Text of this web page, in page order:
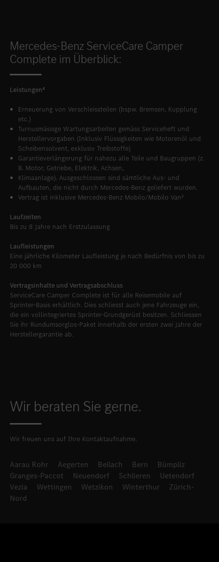
Mercedes-Benz ServiceCare Camper
Complete im Überblick:
Leistungen⁴
Erneuerung von Verschleissteilen (bspw. Bremsen, Kupplung
etc.)
Turnusmässige Wartungsarbeiten gemäss Serviceheft und
Herstellervorgaben (Inklusiv Flüssigkeiten wie Motorenöl und
Scheibensolvent, exklusiv Treibstoffe)
Garantieverlängerung für nahezu alle Teile und Baugruppen (z.
B. Motor, Getriebe, Elektrik, Achsen,
Klimaanlage). Ausgeschlossen sind sämtliche Aus- und
Aufbauten, die nicht durch Mercedes-Benz geliefert wurden.
Vertrag ist inklusive Mercedes-Benz Mobilo/Mobilo Van²
Laufzeiten
Bis zu 8 Jahre nach Erstzulassung
Laufleistungen
Eine jährliche Kilometer Laufleistung je nach Bedürfnis von bis zu
20 000 km
Vertragsinhalte und Vertragsabschluss
ServiceCare Camper Complete ist für alle Reisemobile auf
Sprinter-Basis erhältlich. Dies schliesst auch jene Fahrzeuge ein,
die ein vollintegriertes Sprinter-Grundgerüst besitzen. Schliessen
Sie ihr Rundumsorglos-Paket innerhalb der ersten zwei Jahre der
Herstellergarantie ab.
Wir beraten Sie gerne.
Wir freuen uns auf Ihre Kontaktaufnahme.
Aarau Rohr Aegerten Bellach Bern
Bümpliz
Granges-Paccot
Neuendorf Schlieren
Uetendorf
Vezia
Wettingen Wetzikon Winterthur
Zürich-
Nord